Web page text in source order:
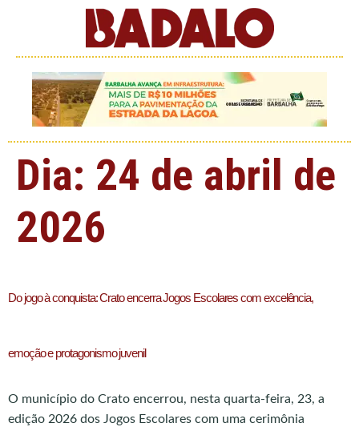
Dia: 24 de abril de
2026
Do jogo à conquista: Crato encerra Jogos Escolares com excelência,
emoção e protagonismo juvenil
O município do Crato encerrou, nesta quarta-feira, 23, a
edição 2026 dos Jogos Escolares com uma cerimônia